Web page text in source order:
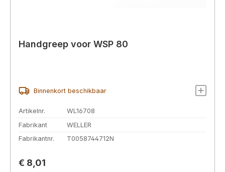
Handgreep voor WSP 80
Binnenkort beschikbaar
Artikelnr.
WL16708
Fabrikant
WELLER
Fabrikantnr.
T0058744712N
Normale prijs:
€ 8,01